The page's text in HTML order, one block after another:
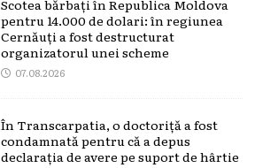
Scotea bărbați în Republica Moldova
pentru 14.000 de dolari: în regiunea
Cernăuți a fost destructurat
organizatorul unei scheme
07.08.2026
În Transcarpatia, o doctoriță a fost
condamnată pentru că a depus
declarația de avere pe suport de hârtie